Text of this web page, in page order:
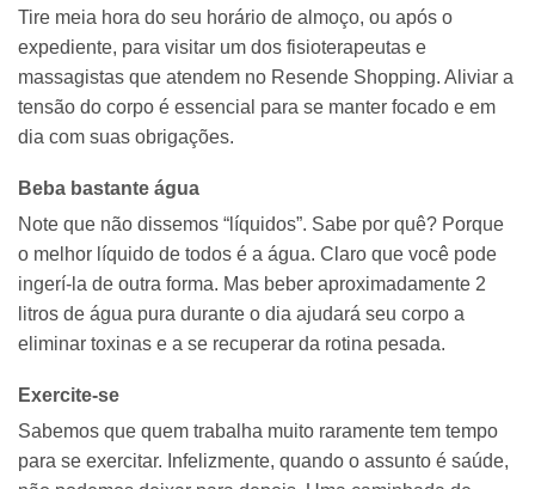
Tire meia hora do seu horário de almoço, ou após o
expediente, para visitar um dos fisioterapeutas e
massagistas que atendem no Resende Shopping. Aliviar a
tensão do corpo é essencial para se manter focado e em
dia com suas obrigações.
Beba bastante água
Note que não dissemos “líquidos”. Sabe por quê? Porque
o melhor líquido de todos é a água. Claro que você pode
ingerí-la de outra forma. Mas beber aproximadamente 2
litros de água pura durante o dia ajudará seu corpo a
eliminar toxinas e a se recuperar da rotina pesada.
Exercite-se
Sabemos que quem trabalha muito raramente tem tempo
para se exercitar. Infelizmente, quando o assunto é saúde,